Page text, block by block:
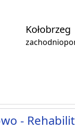
Kołobrzeg
-